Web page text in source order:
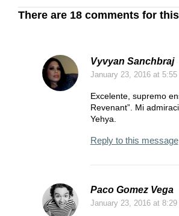
There are 18 comments for
Vyvyan Sanchbraj
January 23, 2016at 5:55
Excelente, supremo
Revenant”. Mi
Yehya.
Reply to this message
Paco Gomez Vega
January 23, 2016at 8:29